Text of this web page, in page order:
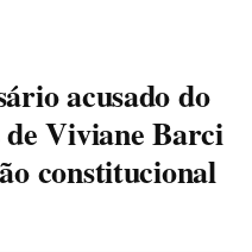
acusado do
de Viviane Barci
constitucional